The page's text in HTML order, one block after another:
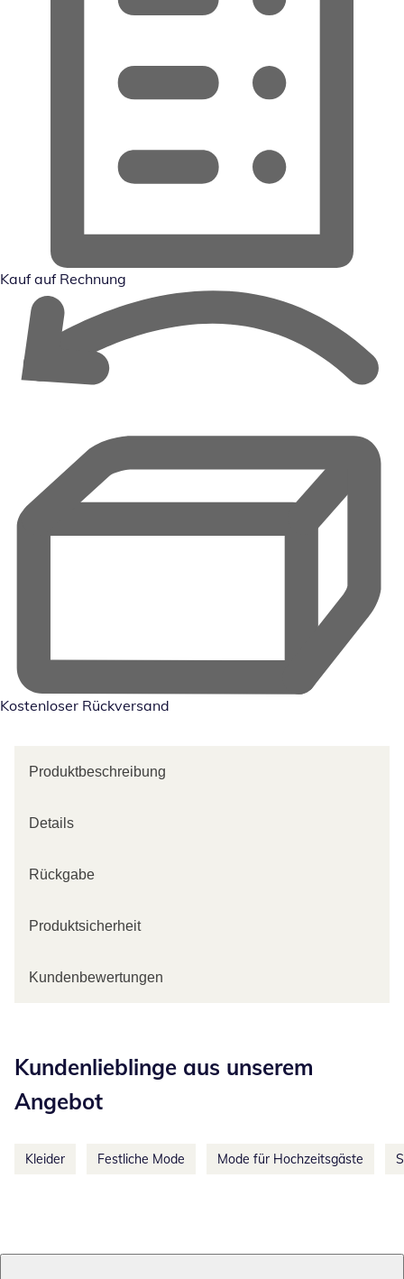
Kauf auf Rechnung
Kostenloser Rückversand
Produktbeschreibung
Details
Rückgabe
Produktsicherheit
Kundenbewertungen
Kundenlieblinge aus unserem
Angebot
Kleider Festliche Mode Mode für Hochzeitsgäste